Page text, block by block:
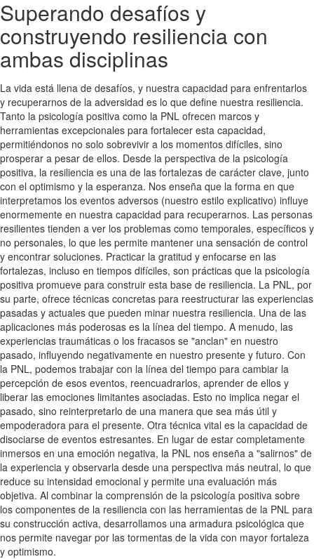
Superando desafíos y
construyendo resiliencia con
ambas disciplinas
La vida está llena de desafíos, y nuestra capacidad para enfrentarlos
y recuperarnos de la adversidad es lo que define nuestra resiliencia.
Tanto la psicología positiva como la PNL ofrecen marcos y
herramientas excepcionales para fortalecer esta capacidad,
permitiéndonos no solo sobrevivir a los momentos difíciles, sino
prosperar a pesar de ellos. Desde la perspectiva de la psicología
positiva, la resiliencia es una de las fortalezas de carácter clave, junto
con el optimismo y la esperanza. Nos enseña que la forma en que
interpretamos los eventos adversos (nuestro estilo explicativo) influye
enormemente en nuestra capacidad para recuperarnos. Las personas
resilientes tienden a ver los problemas como temporales, específicos y
no personales, lo que les permite mantener una sensación de control
y encontrar soluciones. Practicar la gratitud y enfocarse en las
fortalezas, incluso en tiempos difíciles, son prácticas que la psicología
positiva promueve para construir esta base de resiliencia. La PNL, por
su parte, ofrece técnicas concretas para reestructurar las experiencias
pasadas y actuales que pueden minar nuestra resiliencia. Una de las
aplicaciones más poderosas es la línea del tiempo. A menudo, las
experiencias traumáticas o los fracasos se "anclan" en nuestro
pasado, influyendo negativamente en nuestro presente y futuro. Con
la PNL, podemos trabajar con la línea del tiempo para cambiar la
percepción de esos eventos, reencuadrarlos, aprender de ellos y
liberar las emociones limitantes asociadas. Esto no implica negar el
pasado, sino reinterpretarlo de una manera que sea más útil y
empoderadora para el presente. Otra técnica vital es la capacidad de
disociarse de eventos estresantes. En lugar de estar completamente
inmersos en una emoción negativa, la PNL nos enseña a "salirnos" de
la experiencia y observarla desde una perspectiva más neutral, lo que
reduce su intensidad emocional y permite una evaluación más
objetiva. Al combinar la comprensión de la psicología positiva sobre
los componentes de la resiliencia con las herramientas de la PNL para
su construcción activa, desarrollamos una armadura psicológica que
nos permite navegar por las tormentas de la vida con mayor fortaleza
y optimismo.